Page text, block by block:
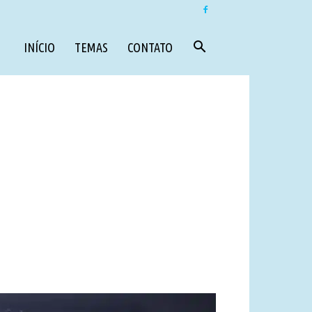
INÍCIO TEMAS CONTATO